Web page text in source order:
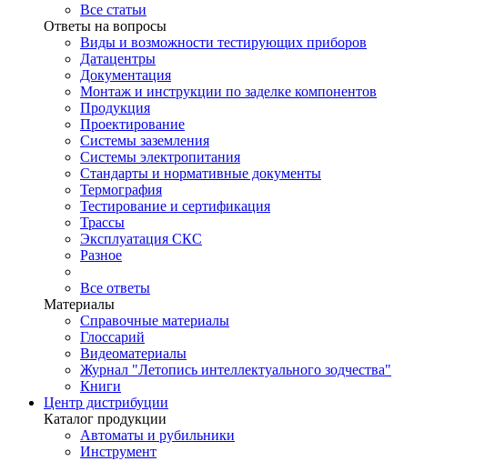
Все статьи
Ответы на вопросы
Виды и возможности тестирующих приборов
Датацентры
Документация
Монтаж и инструкции по заделке компонентов
Продукция
Проектирование
Системы заземления
Системы электропитания
Стандарты и нормативные документы
Термография
Тестирование и сертификация
Трассы
Эксплуатация СКС
Разное
Все ответы
Материалы
Справочные материалы
Глоссарий
Видеоматериалы
Журнал "Летопись интеллектуального зодчества"
Книги
Центр дистрибуции
Каталог продукции
Автоматы и рубильники
Инструмент